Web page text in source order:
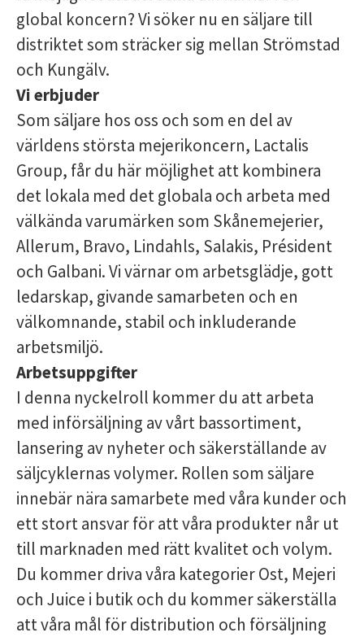
global koncern? Vi söker nu en säljare till
distriktet som sträcker sig mellan Strömstad
och Kungälv.
Vi erbjuder
Som säljare hos oss och som en del av
världens största mejerikoncern, Lactalis
Group, får du här möjlighet att kombinera
det lokala med det globala och arbeta med
välkända varumärken som Skånemejerier,
Allerum, Bravo, Lindahls, Salakis, Président
och Galbani. Vi värnar om arbetsglädje, gott
ledarskap, givande samarbeten och en
välkomnande, stabil och inkluderande
arbetsmiljö.
Arbetsuppgifter
I denna nyckelroll kommer du att arbeta
med införsäljning av vårt bassortiment,
lansering av nyheter och säkerställande av
säljcyklernas volymer. Rollen som säljare
innebär nära samarbete med våra kunder och
ett stort ansvar för att våra produkter når ut
till marknaden med rätt kvalitet och volym.
Du kommer driva våra kategorier Ost, Mejeri
och Juice i butik och du kommer säkerställa
att våra mål för distribution och försäljning